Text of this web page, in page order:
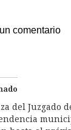
comentario
del Juzgado